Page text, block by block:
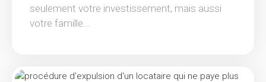
seulement votre investissement, mais aussi
votre famille...